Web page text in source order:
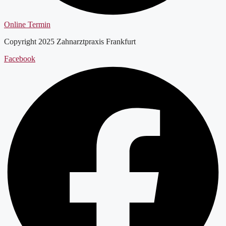
Online Termin
Copyright 2025 Zahnarztpraxis Frankfurt
Facebook